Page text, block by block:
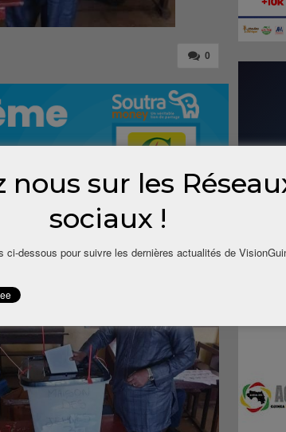
0
nous sur les
sociaux !
ci-dessous pour suivre les dernières actualités de